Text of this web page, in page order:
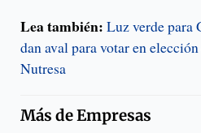
Lea también: Luz verde para
dan aval para votar en
Nutresa
Más deEmpresas